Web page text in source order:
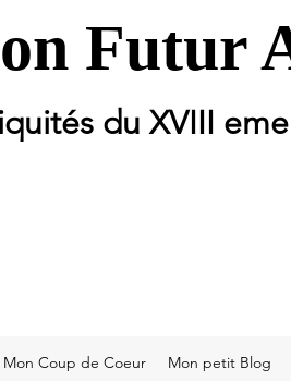
Futur
du XVIII
Mon Coup de Coeur Mon petit Blog